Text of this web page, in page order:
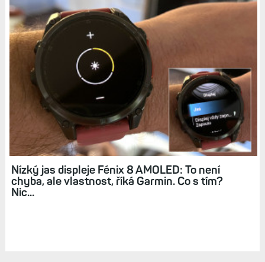
Tak, a je to tady. Tlusté silnice do map dostaly i
hodinky. Přehlednosti to rozhodně nepomáhá